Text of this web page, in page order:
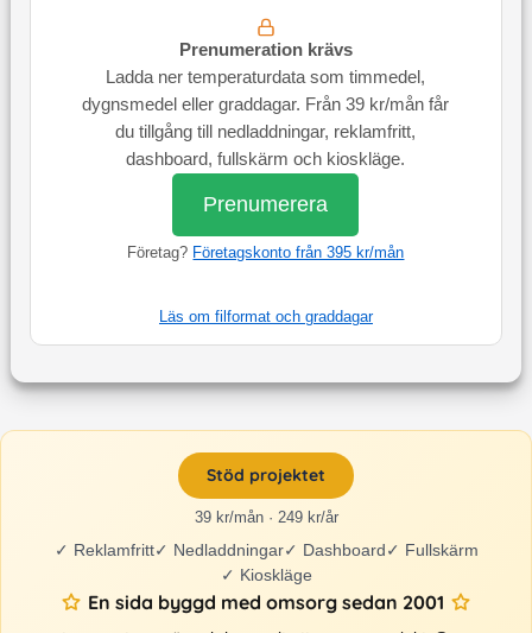
Prenumeration krävs
Ladda ner temperaturdata som timmedel,
dygnsmedel eller graddagar. Från 39 kr/mån får
du tillgång till nedladdningar, reklamfritt,
dashboard, fullskärm och kioskläge.
Prenumerera
Företag? Företagskonto från 395 kr/mån
Läs om filformat och graddagar
Stöd projektet
39 kr/mån · 249 kr/år
✓ Reklamfritt✓ Nedladdningar✓ Dashboard✓ Fullskärm
✓ Kioskläge
En sida byggd med omsorg sedan 2001